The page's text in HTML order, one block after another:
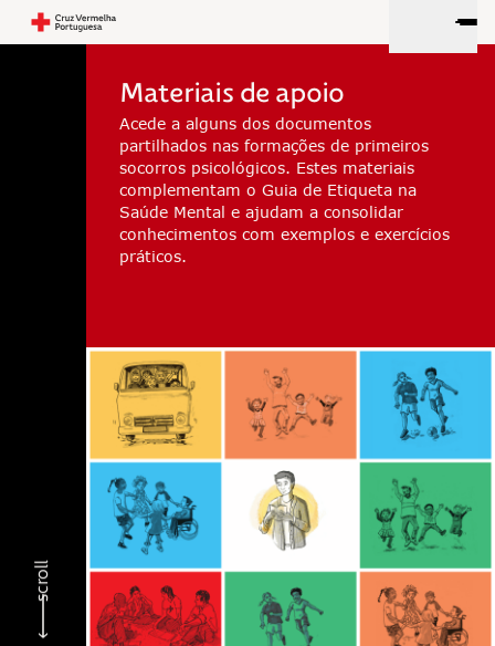
scroll
Materiais de apoio
Acede a alguns dos documentos
partilhados nas formações de primeiros
socorros psicológicos. Estes materiais
complementam o Guia de Etiqueta na
Saúde Mental e ajudam a consolidar
conhecimentos com exemplos e exercícios
práticos.